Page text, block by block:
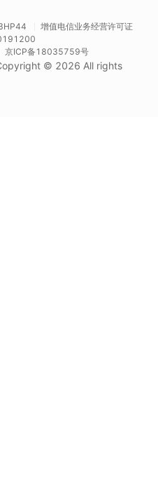
增值电信业务经营许可证
京ICP备18035759号
© 2026 All rights